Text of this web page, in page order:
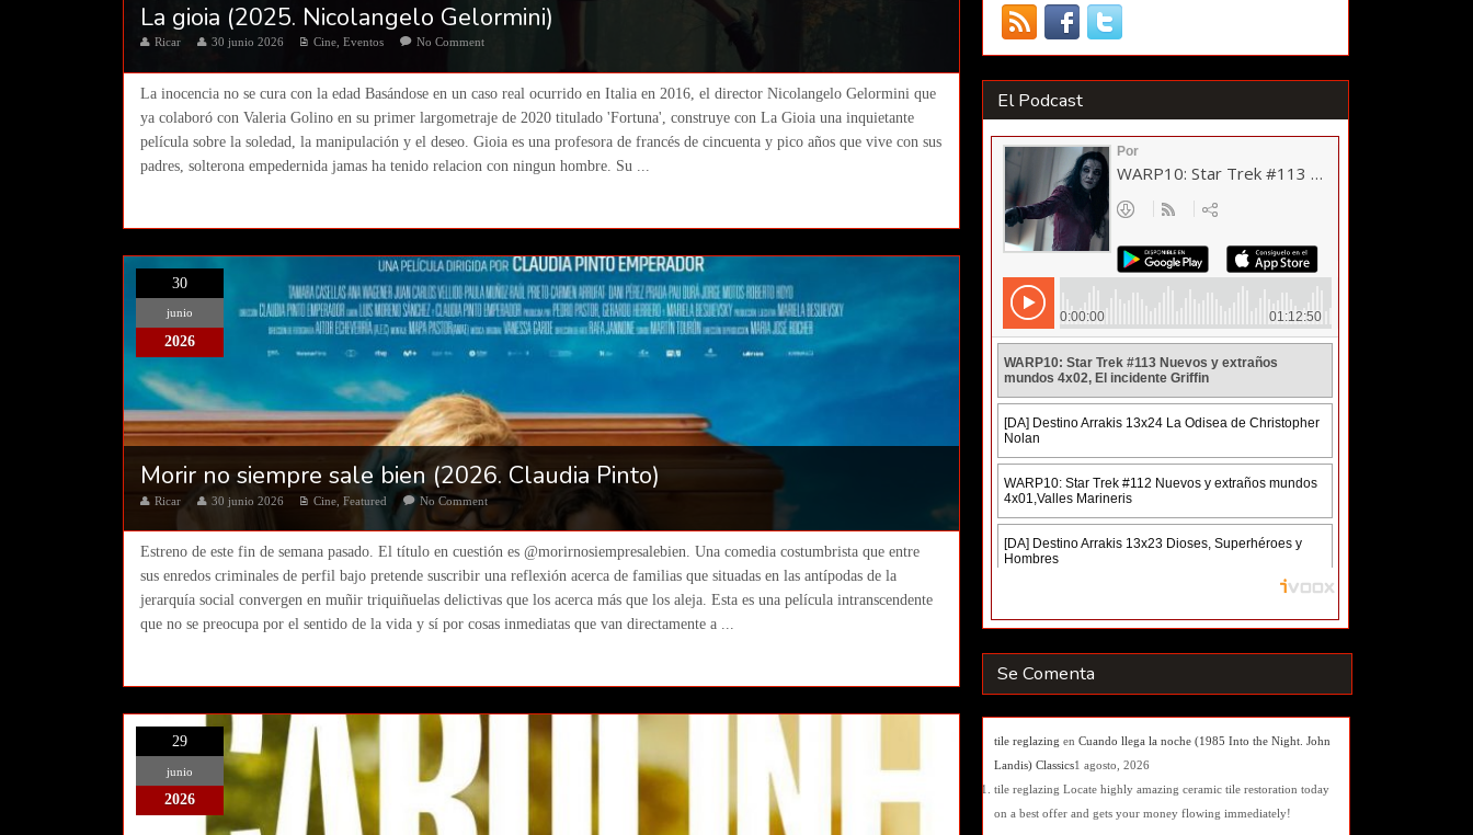
La gioia (2025. Nicolangelo Gelormini)
Ricar 30 junio 2026 Cine,Eventos No Comment
La inocencia no se cura con la edad Basándose en un caso real ocurrido en Italia en 2016, el director Nicolangelo Gelormini que
ya colaboró con Valeria Golino en su primer largometraje de 2020 titulado 'Fortuna', construye con La Gioia una inquietante
película sobre la soledad, la manipulación y el deseo. Gioia es una profesora de francés de cincuenta y pico años que vive con sus
padres, solterona empedernida jamas ha tenido relacion con ningun hombre. Su ...
30
junio
2026
Morir no siempre sale bien (2026. Claudia Pinto)
Ricar 30 junio 2026 Cine ,Featured No Comment
Estreno de este fin de semana pasado. El título en cuestión es @morirnosiempresalebien. Una comedia costumbrista que entre
sus enredos criminales de perfil bajo pretende suscribir una reflexión acerca de familias que situadas en las antípodas de la
jerarquía social convergen en muñir triquiñuelas delictivas que los acerca más que los aleja. Esta es una película intranscendente
que no se preocupa por el sentido de la vida y sí por cosas inmediatas que van directamente a ...
29
junio
2026
El Podcast
Se Comenta
tile reglazing en Cuando llega la noche (1985 Into the Night. John
Landis) Classics1 agosto, 2026
tile reglazing Locate highly amazing ceramic tile restoration today
on a best offer and gets your money flowing immediately!